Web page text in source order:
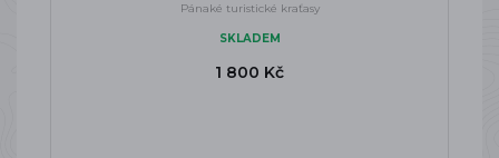
Pánaké turistické kraťasy
SKLADEM
1 800 Kč